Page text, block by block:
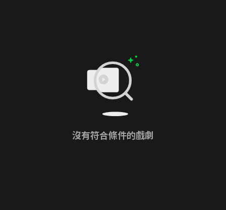
沒有符合條件的戲劇